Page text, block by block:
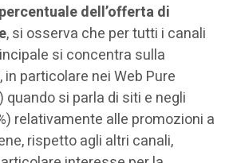
percentuale dell’offerta di
, si osserva che per tutti i canali
si concentra sulla
in particolare nei Web Pure
quando si parla di siti e negli
relativamente alle promozioni a
rispetto agli altri canali,